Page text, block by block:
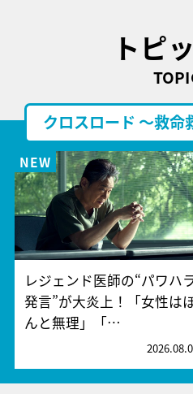
トピ
クロスロード ～救命
レジェンド医師の“パワハ
発言”が大炎上！「女性は
んと無理」「…